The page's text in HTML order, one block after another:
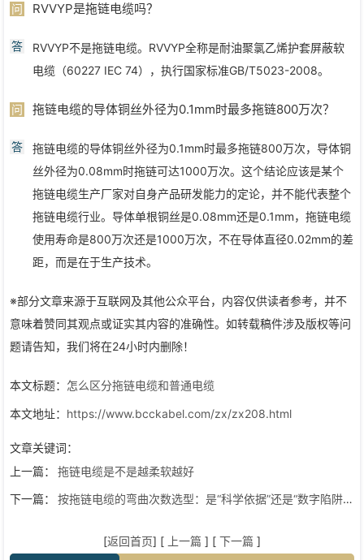
问 RVVYP是拖链电缆吗？
答
RVVYP不是拖链电缆。RVVYP全称是耐油聚氯乙烯护套屏蔽软
电缆（60227 IEC 74），执行国家标准GB/T5023-2008。
问 拖链电缆的导体铜丝外径为0.1mm时最多拖链800万次？
答
拖链电缆的导体铜丝外径为0.1mm时最多拖链800万次，导体铜
丝外径为0.08mm时拖链可达1000万次。这个结论应该是某个
拖链电缆生产厂家对自身产品研发能力的定论，并不能代表整个
拖链电缆行业。导体单根铜丝是0.08mm还是0.1mm，拖链电缆
使用寿命是800万次还是1000万次，不在导体直径0.02mm的差
距，而是在于生产技术。
※部分文章来源于互联网及其他公众平台，内容仅供读者参考，并不
意味着赞同其观点或证实其内容的准确性。如转载稿件涉及版权等问
题请告知，我们将在24小时内删除！
本文标题： 怎么区分拖链电缆和普通电缆
本文地址： https://www.bcckabel.com/zx/zx208.html
文章关键词：
上一篇：
拖链电缆是不是越柔软越好
下一篇：
按拖链电缆的弯曲次数选型：是“科学依据”还是“数字陷阱”？
[返回首页] [ 上一篇 ] [ 下一篇 ]